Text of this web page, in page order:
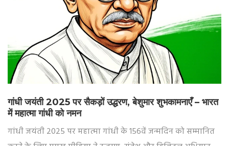
गांधी जयंती 2025 पर सैकड़ों उद्धरण, बेशुमार शुभकामनाएँ – भारत
में महात्मा गांधी को नमन
गांधी जयंती 2025 पर महात्मा गांधी के 156वें जन्मदिन को सम्मानित